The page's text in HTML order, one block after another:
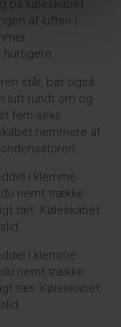
på køleskabet
af luften i
står, bør også
luft rundt om og
fem-seks
nemmere af
i klemme
nemt trække
tæt. Køleskabet
i klemme
nemt trække
tæt. Køleskabet